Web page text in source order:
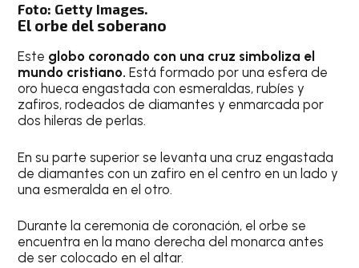
Foto: Getty Images.
El orbe del soberano
Este globo coronado con una cruz simboliza el
mundo cristiano.Está formado por una esfera de
oro hueca engastada con esmeraldas, rubíes y
zafiros, rodeados de diamantes y enmarcada por
dos hileras de perlas.
En su parte superior se levanta una cruz engastada
de diamantes con un zafiro en el centro en un lado y
una esmeralda en el otro.
Durante la ceremonia de coronación, el orbe se
encuentra en la mano derecha del monarca antes
de ser colocado en el altar.